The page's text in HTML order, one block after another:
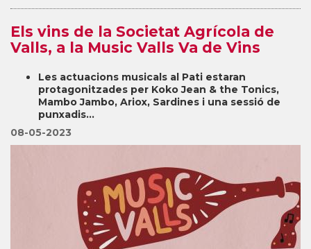
Els vins de la Societat Agrícola de
Valls, a la Music Valls Va de Vins
Les actuacions musicals al Pati estaran
protagonitzades per Koko Jean & the Tonics,
Mambo Jambo, Ariox, Sardines i una sessió de
punxadis...
08-05-2023